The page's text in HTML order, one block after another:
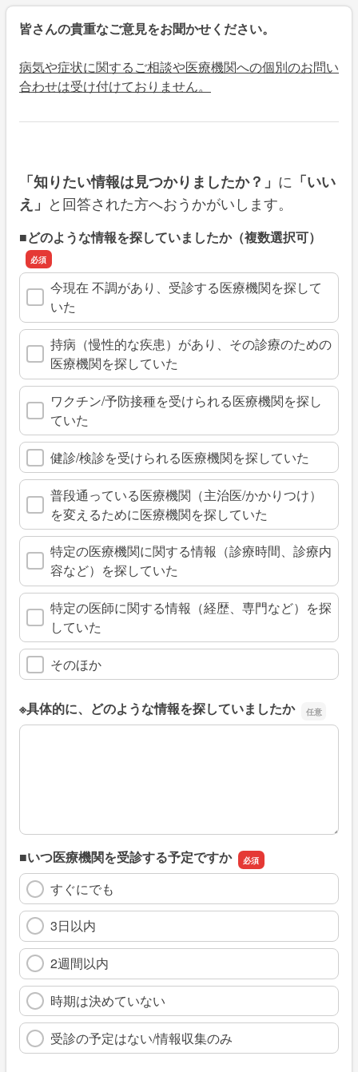
皆さんの貴重なご意見をお聞かせください。
病気や症状に関するご相談や医療機関への個別のお問い
合わせは受け付けておりません。
「知りたい情報は見つかりましたか？」 に 「いい
え」 と回答された方へおうかがいします。
■どのような情報を探していましたか（複数選択可）
今現在 不調があり、受診する医療機関を探して
いた
持病（慢性的な疾患）があり、その診療のための
医療機関を探していた
ワクチン/予防接種を受けられる医療機関を探し
ていた
健診/検診を受けられる医療機関を探していた
普段通っている医療機関（主治医/かかりつけ）
を変えるために医療機関を探していた
特定の医療機関に関する情報（診療時間、診療内
容など）を探していた
特定の医師に関する情報（経歴、専門など）を探
していた
そのほか
※具体的に、どのような情報を探していましたか
※具体的に、どのような情報を探していましたか
■いつ医療機関を受診する予定ですか
すぐにでも
3日以内
2週間以内
時期は決めていない
受診の予定はない/情報収集のみ